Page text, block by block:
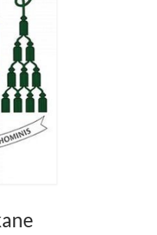
Ap 2019
2019
2019
2019
2019